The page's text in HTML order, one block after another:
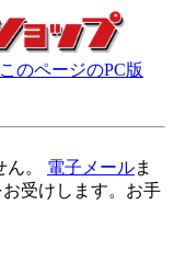
このページのPC版
。 電子メールま
お受けします。お手